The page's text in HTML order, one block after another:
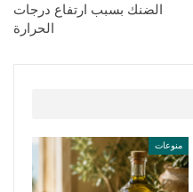
الضنك بسبب ارتفاع درجات
الحرارة
منوعات